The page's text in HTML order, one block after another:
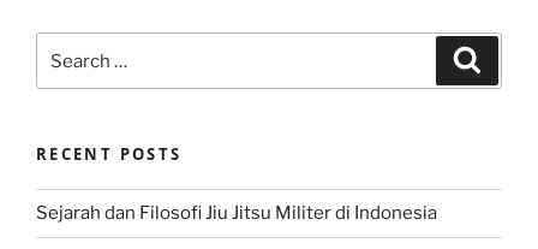
for:
RECENT POSTS
Sejarah dan Filosofi Jiu Jitsu Militer di Indonesia